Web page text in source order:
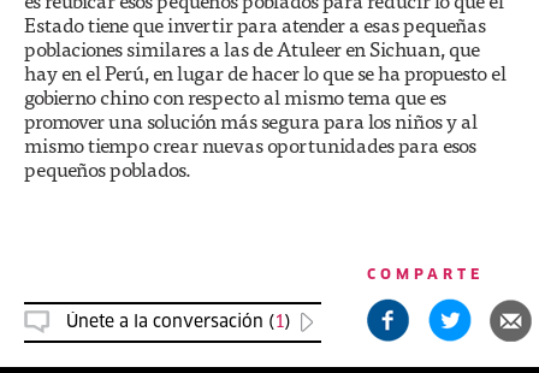
Estado tiene que invertir para atender a esas pequeñas
poblaciones similares a las de Atuleer en Sichuan, que
hay en el Perú, en lugar de hacer lo que se ha propuesto el
gobierno chino con respecto al mismo tema que es
promover una solución más segura para los niños y al
mismo tiempo crear nuevas oportunidades para esos
pequeños poblados.
Únete a la conversación ( 1)
COMPARTE